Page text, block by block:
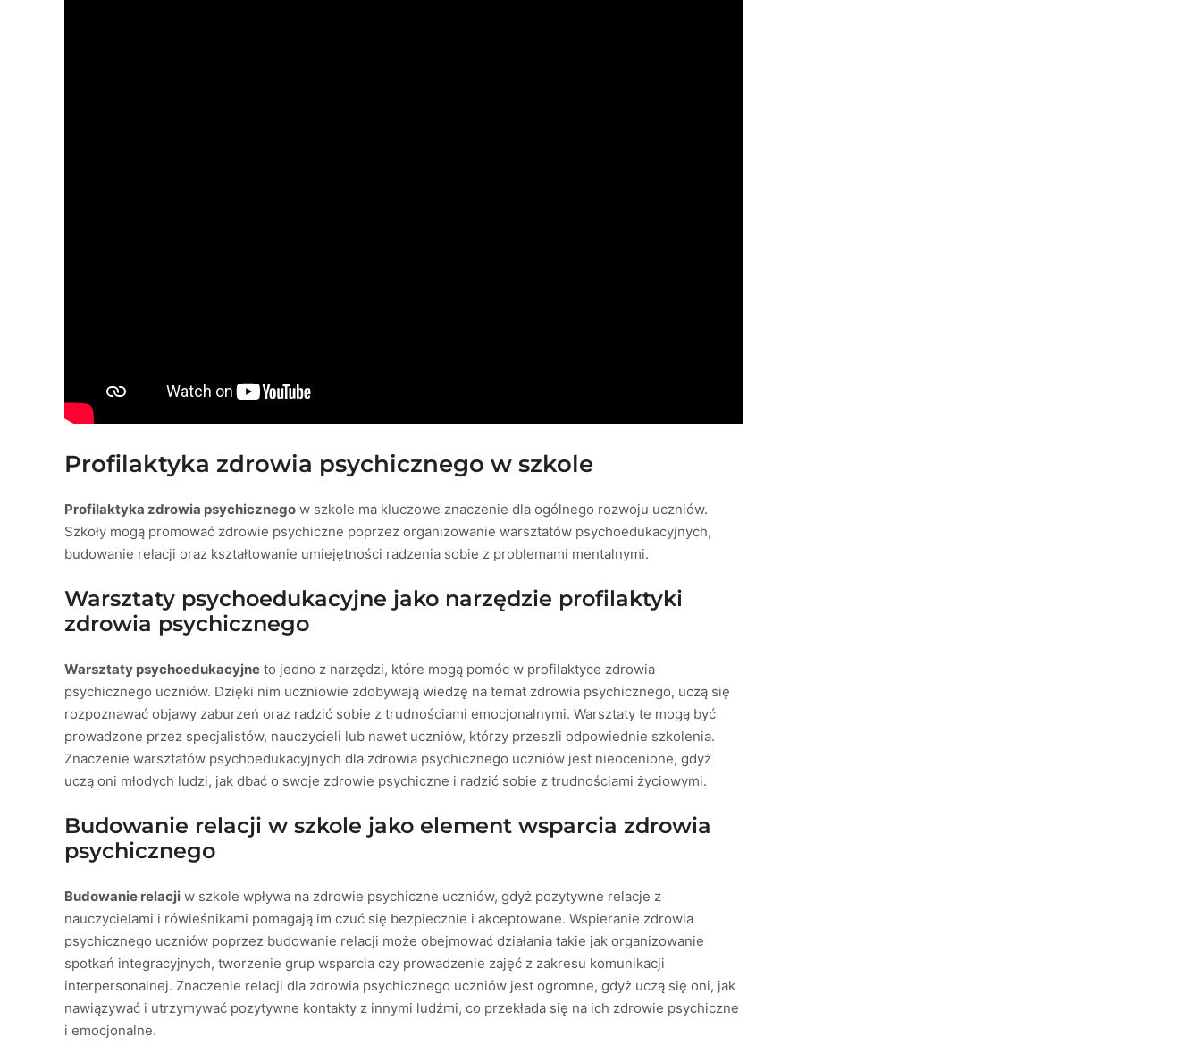
Profilaktyka zdrowia psychicznego w szkole
Profilaktyka zdrowia psychicznego w szkole ma kluczowe znaczenie dla ogólnego rozwoju uczniów.
Szkoły mogą promować zdrowie psychiczne poprzez organizowanie warsztatów psychoedukacyjnych,
budowanie relacji oraz kształtowanie umiejętności radzenia sobie z problemami mentalnymi.
Warsztaty psychoedukacyjne jako narzędzie profilaktyki
zdrowia psychicznego
Warsztaty psychoedukacyjne to jedno z narzędzi, które mogą pomóc w profilaktyce zdrowia
psychicznego uczniów. Dzięki nim uczniowie zdobywają wiedzę na temat zdrowia psychicznego, uczą się
rozpoznawać objawy zaburzeń oraz radzić sobie z trudnościami emocjonalnymi. Warsztaty te mogą być
prowadzone przez specjalistów, nauczycieli lub nawet uczniów, którzy przeszli odpowiednie szkolenia.
Znaczenie warsztatów psychoedukacyjnych dla zdrowia psychicznego uczniów jest nieocenione, gdyż
uczą oni młodych ludzi, jak dbać o swoje zdrowie psychiczne i radzić sobie z trudnościami życiowymi.
Budowanie relacji w szkole jako element wsparcia zdrowia
psychicznego
Budowanie relacji w szkole wpływa na zdrowie psychiczne uczniów, gdyż pozytywne relacje z
nauczycielami i rówieśnikami pomagają im czuć się bezpiecznie i akceptowane. Wspieranie zdrowia
psychicznego uczniów poprzez budowanie relacji może obejmować działania takie jak organizowanie
spotkań integracyjnych, tworzenie grup wsparcia czy prowadzenie zajęć z zakresu komunikacji
interpersonalnej. Znaczenie relacji dla zdrowia psychicznego uczniów jest ogromne, gdyż uczą się oni, jak
nawiązywać i utrzymywać pozytywne kontakty z innymi ludźmi, co przekłada się na ich zdrowie psychiczne
i emocjonalne.